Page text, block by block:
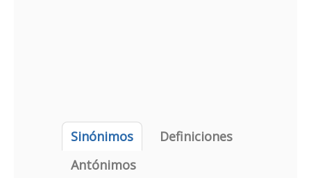
Sinónimos
Definiciones
Antónimos